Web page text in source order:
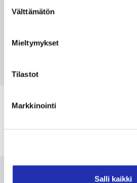
valinta
Välttämätön
Mieltymykset
Tilastot
Markkinointi
Salli kaikki
tiesivät, mitä
Etkö ole vielä varma